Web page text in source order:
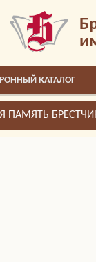
КАТАЛОГ
ПАМЯТЬ